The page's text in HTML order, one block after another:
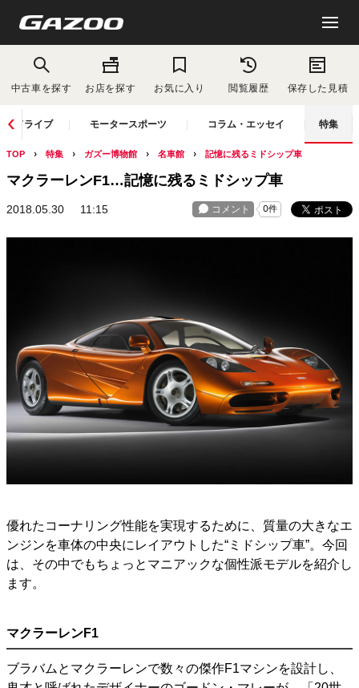
中古車を探す お店を探す お気に入り 閲覧履歴 保存した見積
ドライブ モータースポーツ コラム・エッセイ 特集
TOP 特集 ガズー博物館 名車館 記憶に残るミドシップ車
マクラーレンF1…記憶に残るミドシップ車
2018.05.30 11:15
優れたコーナリング性能を実現するために、質量の大きなエ
ンジンを車体の中央にレイアウトした“ミドシップ車”。今回
は、その中でもちょっとマニアックな個性派モデルを紹介し
ます。
マクラーレンF1
ブラバムとマクラーレンで数々の傑作F1マシンを設計し、